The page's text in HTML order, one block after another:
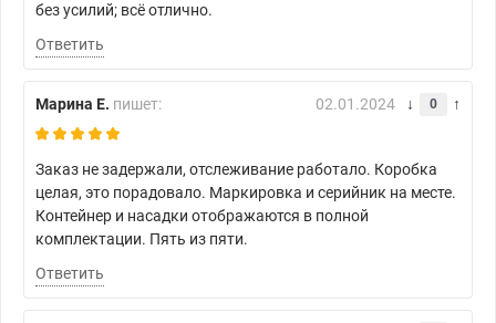
без усилий; всё отлично.
Ответить
Марина Е. пишет: 02.01.2024 0
Заказ не задержали, отслеживание работало. Коробка
целая, это порадовало. Маркировка и серийник на месте.
Контейнер и насадки отображаются в полной
комплектации. Пять из пяти.
Ответить